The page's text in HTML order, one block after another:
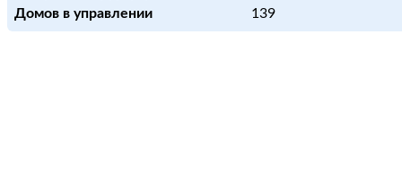
Домов в управлении
139